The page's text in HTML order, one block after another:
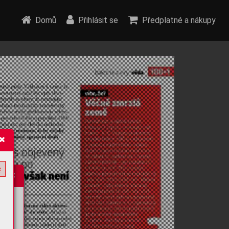
Domů Přihlásit se Předplatné a nákupy